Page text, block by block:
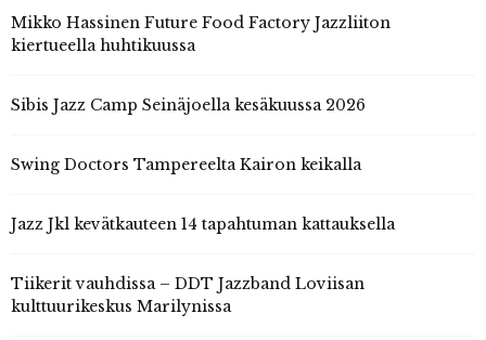
Mikko Hassinen Future Food Factory Jazzliiton
kiertueella huhtikuussa
Sibis Jazz Camp Seinäjoella kesäkuussa 2026
Swing Doctors Tampereelta Kairon keikalla
Jazz Jkl kevätkauteen 14 tapahtuman kattauksella
Tiikerit vauhdissa – DDT Jazzband Loviisan
kulttuurikeskus Marilynissa